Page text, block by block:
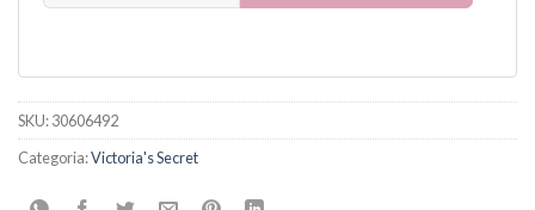
SKU:30606492
Categoria:Victoria's Secret